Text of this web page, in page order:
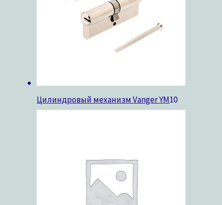
Цилиндровый механизм Vanger YM10